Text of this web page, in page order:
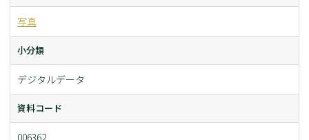
写真
小分類
デジタルデータ
資料コード